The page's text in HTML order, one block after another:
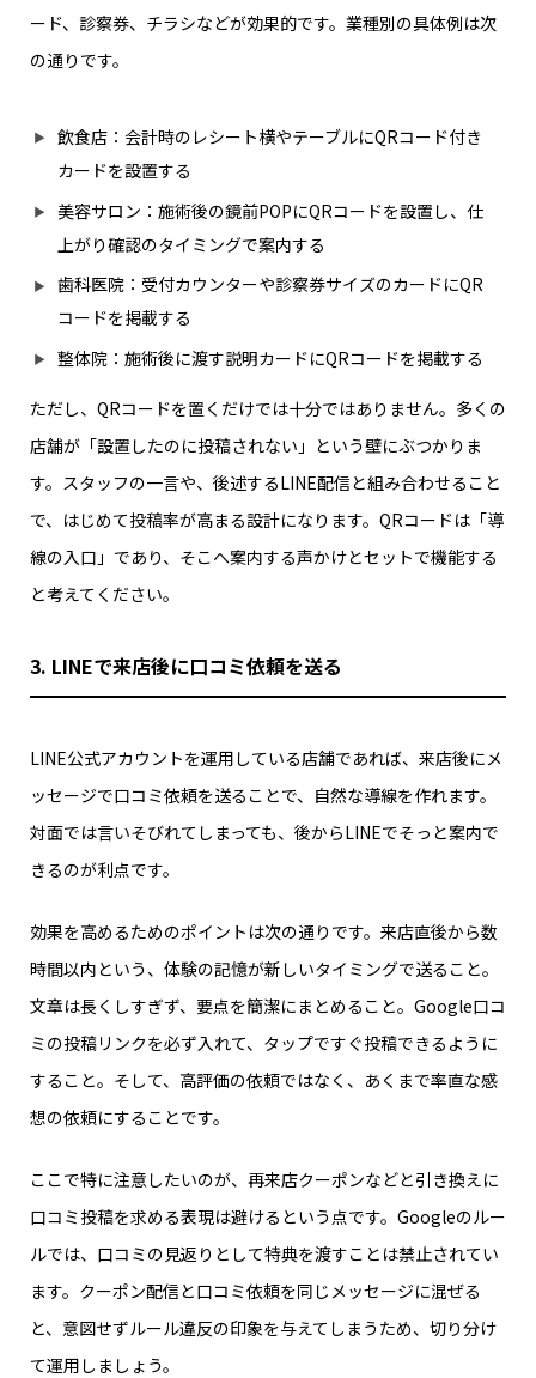
ード、診察券、チラシなどが効果的です。業種別の具体例は次
の通りです。
飲食店：会計時のレシート横やテーブルにQRコード付き
カードを設置する
美容サロン：施術後の鏡前POPにQRコードを設置し、仕
上がり確認のタイミングで案内する
歯科医院：受付カウンターや診察券サイズのカードにQR
コードを掲載する
整体院：施術後に渡す説明カードにQRコードを掲載する
ただし、QRコードを置くだけでは十分ではありません。多くの
店舗が「設置したのに投稿されない」という壁にぶつかりま
す。スタッフの一言や、後述するLINE配信と組み合わせること
で、はじめて投稿率が高まる設計になります。QRコードは「導
線の入口」であり、そこへ案内する声かけとセットで機能する
と考えてください。
3. LINEで来店後に口コミ依頼を送る
LINE公式アカウントを運用している店舗であれば、来店後にメ
ッセージで口コミ依頼を送ることで、自然な導線を作れます。
対面では言いそびれてしまっても、後からLINEでそっと案内で
きるのが利点です。
効果を高めるためのポイントは次の通りです。来店直後から数
時間以内という、体験の記憶が新しいタイミングで送ること。
文章は長くしすぎず、要点を簡潔にまとめること。Google口コ
ミの投稿リンクを必ず入れて、タップですぐ投稿できるように
すること。そして、高評価の依頼ではなく、あくまで率直な感
想の依頼にすることです。
ここで特に注意したいのが、再来店クーポンなどと引き換えに
口コミ投稿を求める表現は避けるという点です。Googleのルー
ルでは、口コミの見返りとして特典を渡すことは禁止されてい
ます。クーポン配信と口コミ依頼を同じメッセージに混ぜる
と、意図せずルール違反の印象を与えてしまうため、切り分け
て運用しましょう。